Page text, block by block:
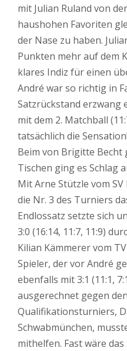
mit Julian Ruland von
haushohen Favoriten
der Nase zu haben.
Punkten mehr auf dem
klares Indiz für einen
André war so richtig in
Satzrückstand erzwang
mit dem 2. Matchball
tatsächlich die
Beim von Brigitte
Tischen ging es Schlag
Mit Arne Stützle vom
die Nr. 3 des Turniers
Endlossatz setzte sich
3:0 (16:14, 11:7, 11:9)
Kilian Kämmerer vom
Spieler, der vor André
ebenfalls mit 3:1 (11:1,
ausgerechnet gegen
Qualifikationsturniers,
Schwabmünchen,
mithelfen. Fast wäre